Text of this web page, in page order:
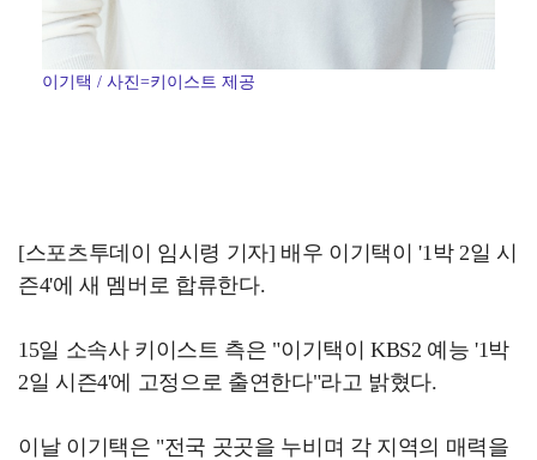
이기택 / 사진=키이스트 제공
[스포츠투데이 임시령 기자] 배우 이기택이 '1박 2일 시
즌4'에 새 멤버로 합류한다.
15일 소속사 키이스트 측은 "이기택이 KBS2 예능 '1박
2일 시즌4'에 고정으로 출연한다"라고 밝혔다.
이날 이기택은 "전국 곳곳을 누비며 각 지역의 매력을